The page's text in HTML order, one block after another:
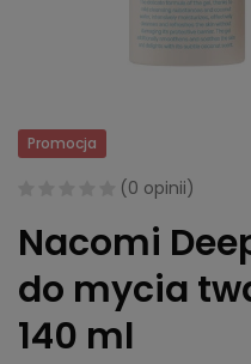
Promocja
(0 opinii)
Nacomi
do mycia
140 ml